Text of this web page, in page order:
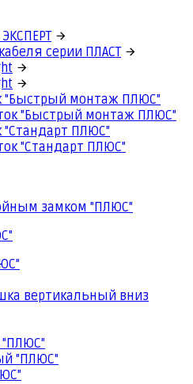
серии ПЛАСТ
"Быстрый монтаж ПЛЮС"
"Быстрый монтаж ПЛЮС"
ПЛЮС"
"Стандарт ПЛЮС"
замком "ПЛЮС"
вертикальный вниз
"ПЛЮС"
"ПЛЮС"